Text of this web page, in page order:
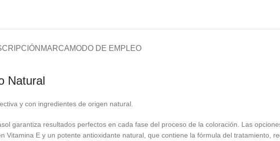
MARCAMODO DE EMPLEO
Natural
y con ingredientes de origen natural.
garantiza resultados perfectos en cada fase del proceso de la coloración. Las
Vitamina E y un potente antioxidante natural, que contiene la fórmula del tratamiento,